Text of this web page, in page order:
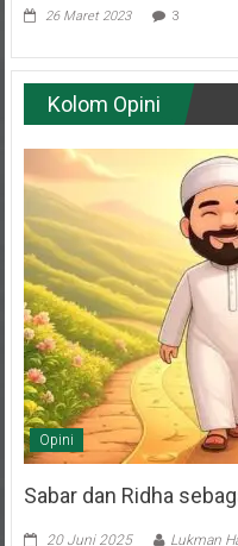
Kolom Opini
Opini
Sabar dan Ridha